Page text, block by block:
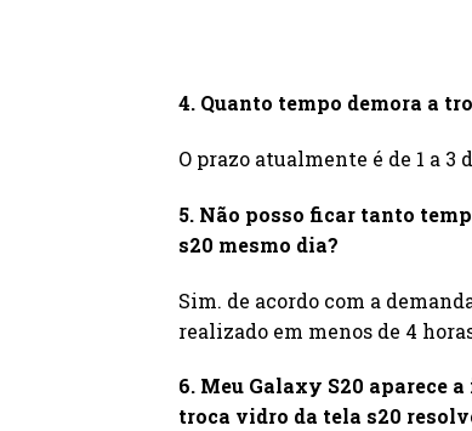
4. Quanto tempo demora a
O prazo atualmente é de 1 a 3
5. Não posso ficar tanto
s20 mesmo dia?
Sim. de acordo com a
realizado em menos de 4
6. Meu Galaxy S20 aparece
troca vidro da tela s20